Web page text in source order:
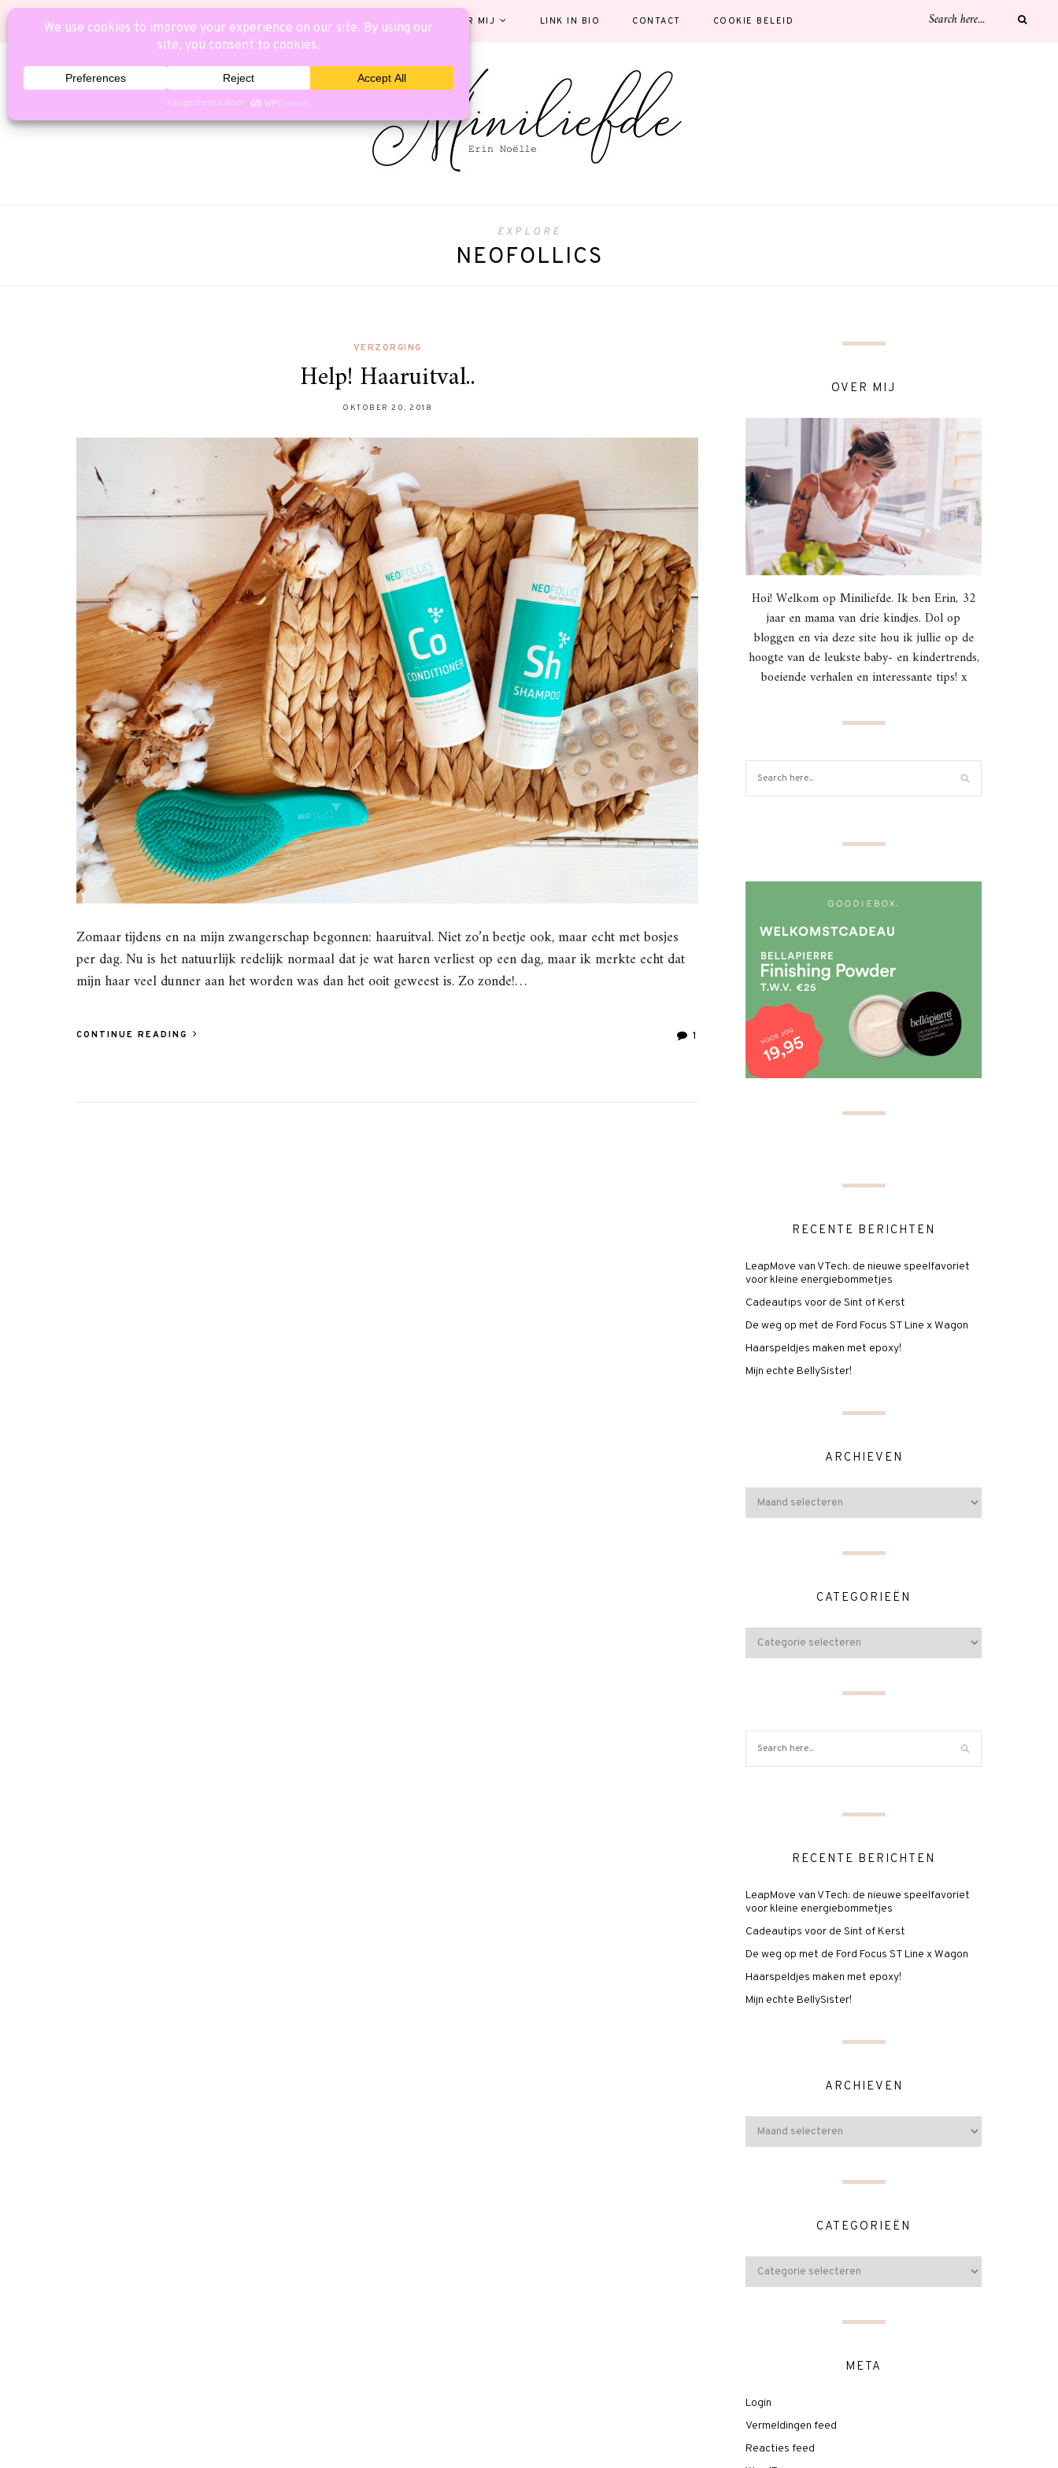
CATEGORIEËN OVER MIJ LINK IN BIO CONTACT COOKIE BELEID
EXPLORE
NEOFOLLICS
VERZORGING
Help! Haaruitval..
OKTOBER 20, 2018
Zomaar tijdens en na mijn zwangerschap begonnen: haaruitval. Niet zo’n beetje ook, maar echt met bosjes
per dag. Nu is het natuurlijk redelijk normaal dat je wat haren verliest op een dag, maar ik merkte echt dat
mijn haar veel dunner aan het worden was dan het ooit geweest is. Zo zonde!…
CONTINUE READING 1
OVER MIJ
Hoi! Welkom op Miniliefde. Ik ben Erin, 32
jaar en mama van drie kindjes. Dol op
bloggen en via deze site hou ik jullie op de
hoogte van de leukste baby- en kindertrends,
boeiende verhalen en interessante tips! x
RECENTE BERICHTEN
LeapMove van VTech: de nieuwe speelfavoriet
voor kleine energiebommetjes
Cadeautips voor de Sint of Kerst
De weg op met de Ford Focus ST Line x Wagon
Haarspeldjes maken met epoxy!
Mijn echte BellySister!
ARCHIEVEN
CATEGORIEËN
RECENTE BERICHTEN
LeapMove van VTech: de nieuwe speelfavoriet
voor kleine energiebommetjes
Cadeautips voor de Sint of Kerst
De weg op met de Ford Focus ST Line x Wagon
Haarspeldjes maken met epoxy!
Mijn echte BellySister!
ARCHIEVEN
CATEGORIEËN
META
Login
Vermeldingen feed
Reacties feed